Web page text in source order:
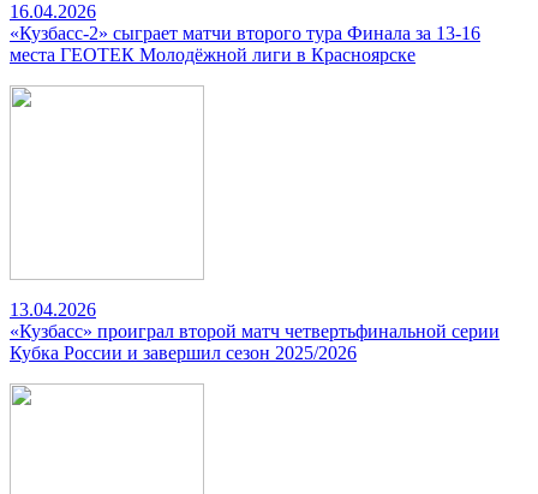
16.04.2026
«Кузбасс-2» сыграет матчи второго тура Финала за 13-16
места ГЕОТЕК Молодёжной лиги в Красноярске
13.04.2026
«Кузбасс» проиграл второй матч четвертьфинальной серии
Кубка России и завершил сезон 2025/2026